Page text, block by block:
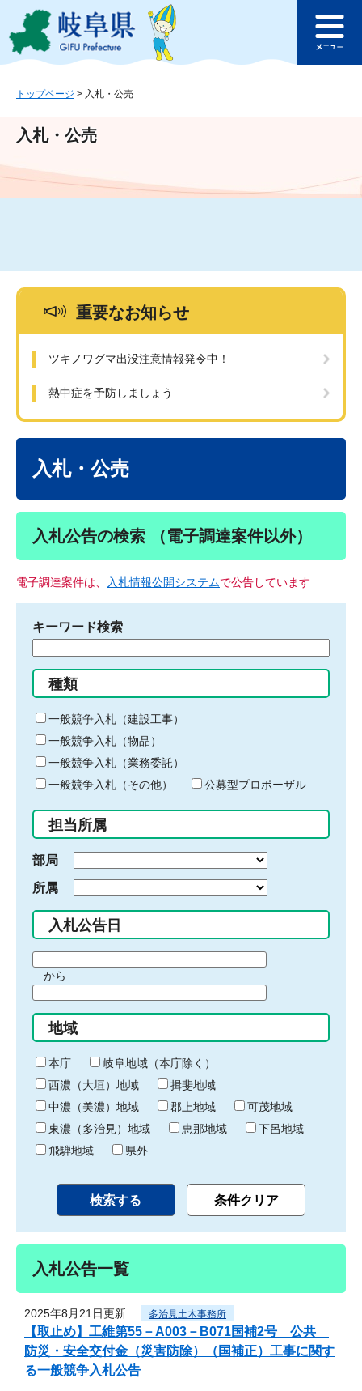
ジ
ュ
文
このページの本文へ
ュ
トップページ > 入札・公売
入札・公売
重要なお知らせ
ツキノワグマ出没注意情報発令中！
熱中症を予防しましょう
入札・公売
入札公告の検索 （電子調達案件以外）
電子調達案件は、 入札情報公開システムで公告しています
キーワード検索
る
キ
ー
ワ
ー
ド
入
力
種類
一般競争入札（建設工事）
一般競争入札（物品）
一般競争入札（業務委託）
一般競争入札（その他）
公募型プロポーザル
担当所属
部局
所属
入札公告日
間
始
り
から
間
終
わ
り
地域
本庁
岐阜地域（本庁除く）
西濃（大垣）地域
揖斐地域
中濃（美濃）地域
郡上地域
可茂地域
東濃（多治見）地域
恵那地域
下呂地域
飛騨地域
県外
入札公告一覧
2025年8月21日更新 多治見土木事務所
【取止め】工維第55－A003－B071国補2号 公共
防災・安全交付金（災害防除）（国補正）工事に関す
る一般競争入札公告